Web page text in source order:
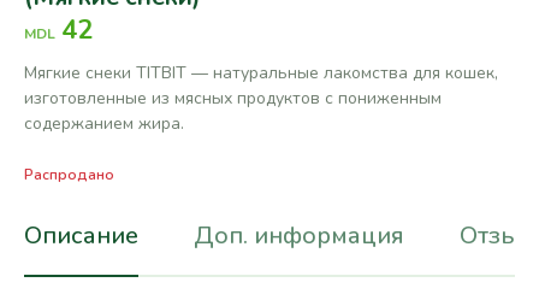
MDL 42
Мягкие снеки TITBIT — натуральные лакомства для кошек,
изготовленные из мясных продуктов с пониженным
содержанием жира.
Распродано
Описание Доп. информация